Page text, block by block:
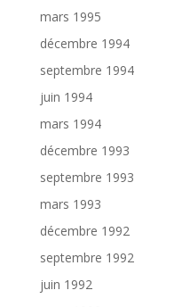
mars 1995
décembre 1994
septembre 1994
juin 1994
mars 1994
décembre 1993
septembre 1993
mars 1993
décembre 1992
septembre 1992
juin 1992